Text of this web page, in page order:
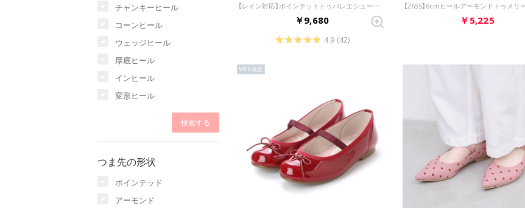
チャンキーヒール
コーンヒール
ウェッジヒール
厚底ヒール
インヒール
変形ヒール
つま先の形状
ポインテッド
アーモンド
【レイン対応】ポインテットトゥバレエシューズ(RB4401A) （ワインE）
￥9,680
4.9 (42)
￥5,225
WEB限定